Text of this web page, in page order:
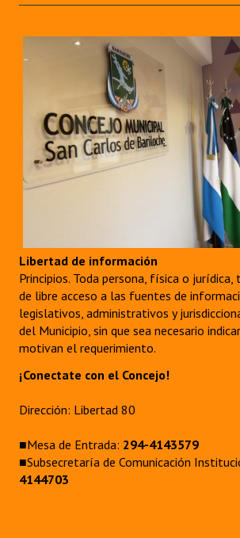
Libertad de información
Principios. Toda persona, física o jurídica,
de libre acceso a las fuentes de
legislativos, administrativos y
del Municipio, sin que sea necesario
motivan el requerimiento.
¡Conectate con el Concejo!
Dirección: Libertad 80
■Mesa de Entrada: 294-4143579
■Subsecretaría de Comunicación
4144703